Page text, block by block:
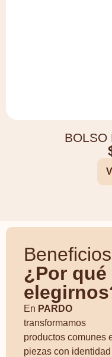
BOLSO
Beneficios
¿Por qué
En PARDO
transformamos
productos comunes
piezas con identidad